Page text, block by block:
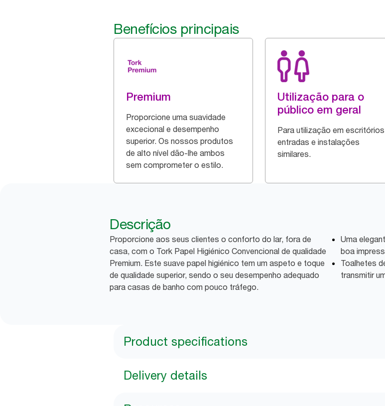
Benefícios principais
Premium
Proporcione uma suavidade
excecional e desempenho
superior. Os nossos produtos
de alto nível dão-lhe ambos
sem comprometer o estilo.
Utilização para o
público em geral
Para utilização em
entradas e instalações
similares.
Descrição
Proporcione aos seus clientes o conforto do lar, fora de
casa, com o Tork Papel Higiénico Convencional de qualidade
Premium. Este suave papel higiénico tem um aspeto e toque
de qualidade superior, sendo o seu desempenho adequado
para casas de banho com pouco tráfego.
Uma
boa
Toalhetes
transmitir
Product specifications
Delivery details